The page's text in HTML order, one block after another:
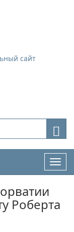
Роберта